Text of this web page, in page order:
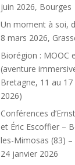
juin 2026, Bourges
Un moment à soi,
8 mars 2026,
Biorégion : MOOC
(aventure
Bretagne, 11 au 17
2026)
Conférences
et Éric Escoffier –
les-Mimosas (83) –
24 janvier 2026